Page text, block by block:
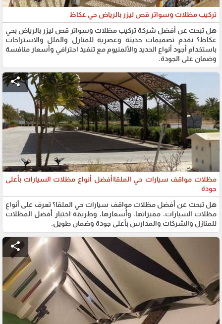
تركيب مظلات وسواتر قص ليزر بالرياض حي عكاظ
هل تبحث عن أفضل شركة تركيب مظلات وسواتر قص ليزر بالرياض بحي
عكاظ؟ نقدم تصميمات حديثة وعصرية للمنازل والفلل والاستراحات
باستخدام أجود أنواع الحديد والألمنيوم مع تنفيذ احترافي وأسعار منافسة
وضمان على الجودة.
share
مظلات مواقف سيارات حي الملقا|أفضل أنواع مظلات السيارات بأعلى
جودة
هل تبحث عن أفضل مظلات مواقف سيارات حي الملقا؟ تعرف على أنواع
مظلات السيارات، مميزاتها، وأسعارها، وطريقة اختيار أفضل المظلات
للمنازل والشركات والمدارس بأعلى جودة وضمان طويل.
share